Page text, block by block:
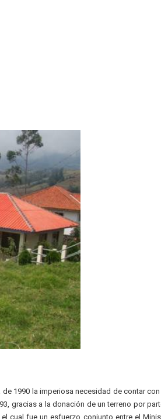
1990 la imperiosa necesidad de contar
gracias a la donación de un terreno por
cual fue un esfuerzo conjunto entre el